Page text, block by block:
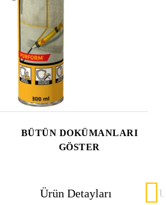
BÜTÜN DOKÜMANLARI
GÖSTER
Ürün Detayları